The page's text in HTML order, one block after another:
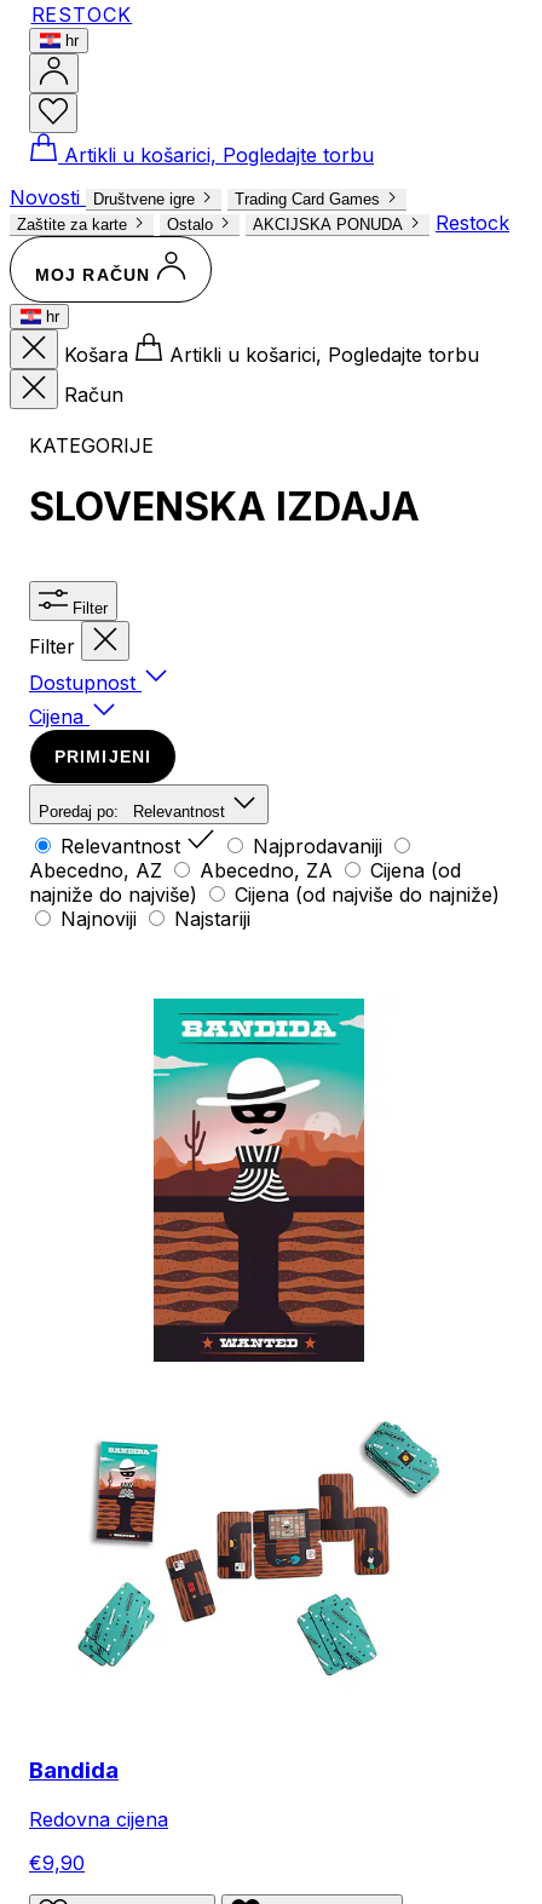
RESTOCK
hr
Artikli u košarici, Pogledajte torbu
Novosti
Društvene igre
Trading Card Games
Zaštite za karte
Ostalo AKCIJSKA PONUDA Restock
MOJ RAČUN
hr
Košara
Artikli u košarici, Pogledajte torbu
Račun
KATEGORIJE
SLOVENSKA IZDAJA
Filter
Filter
Dostupnost
Cijena
PRIMIJENI
Poredaj po: Relevantnost
Relevantnost
Najprodavaniji
Abecedno, AZ
Abecedno, ZA
Cijena (od
najniže do najviše)
Cijena (od najviše do najniže)
Najnoviji
Najstariji
Bandida
Redovna cijena
€9,90